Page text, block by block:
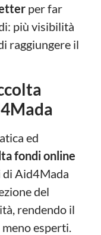
per far
più visibilità
raggiungere il
ed
fondi online
di Aid4Mada
del
rendendo il
meno esperti.